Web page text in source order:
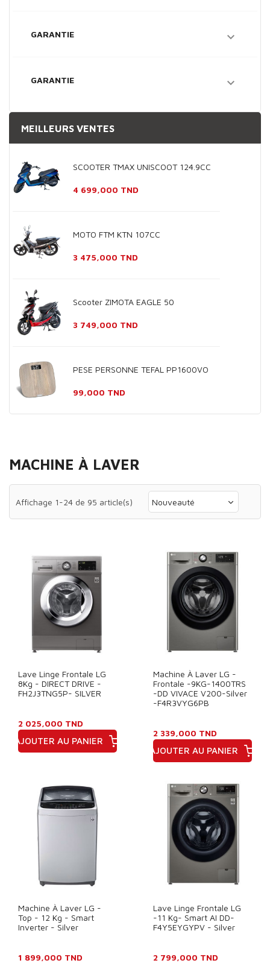
GARANTIE 
GARANTIE 
MEILLEURS VENTES
SCOOTER TMAX UNISCOOT 124.9CC
Prix
4 699,000 TND
MOTO FTM KTN 107CC
Prix
3 475,000 TND
Scooter ZIMOTA EAGLE 50
Prix
3 749,000 TND
PESE PERSONNE TEFAL PP1600VO
Prix
99,000 TND
MACHINE À LAVER
Affichage 1-24 de 95 article(s) Nouveauté
Lave Linge Frontale LG
8Kg - DIRECT DRIVE -
FH2J3TNG5P- SILVER
2 025,000 TND
AJOUTER AU PANIER
Machine À Laver LG -
Frontale -9KG-1400TRS
-DD VIVACE V200-Silver
-F4R3VYG6PB
2 339,000 TND
AJOUTER AU PANIER
Machine À Laver LG -
Top - 12 Kg - Smart
Inverter - Silver
1 899,000 TND
Lave Linge Frontale LG
-11 Kg- Smart AI DD-
F4Y5EYGYPV - Silver
2 799,000 TND